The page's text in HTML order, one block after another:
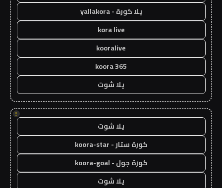
يلا كورة - yallakora
kora live
kooralive
koora 365
يلا شوت
!
يلا شوت
كورة ستار - koora-star
كورة جول - koora-goal
يلا شوت